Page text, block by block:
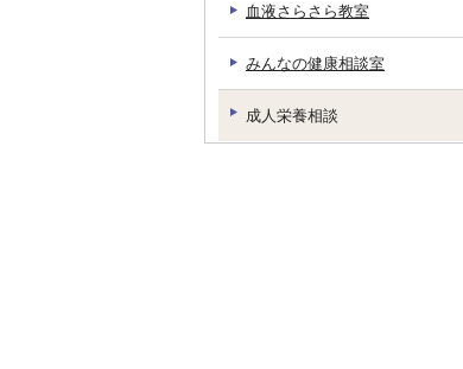
血液さらさら教室
みんなの健康相談室
成人栄養相談